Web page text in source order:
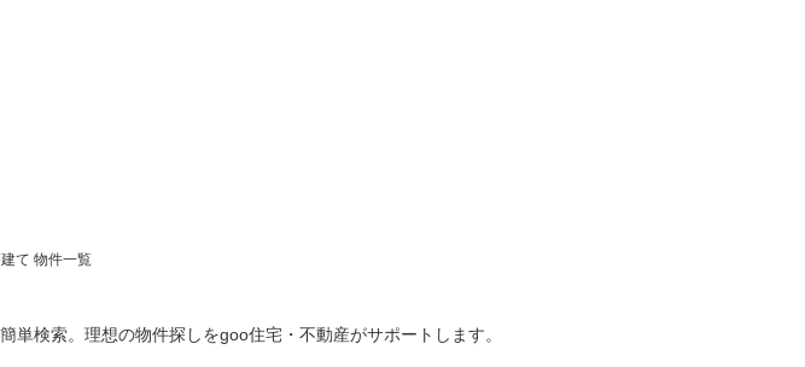
て 物件一覧
検索。理想の物件探しをgoo住宅・不動産がサポートします。